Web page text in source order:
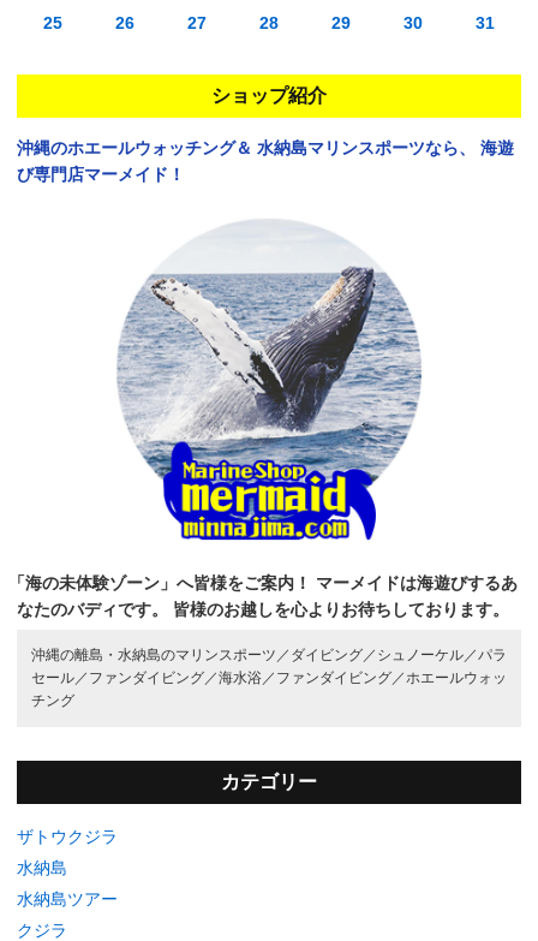
25 26 27 28 29 30 31
ショップ紹介
沖縄のホエールウォッチング＆ 水納島マリンスポーツなら、
海遊
び専門店マーメイド！
「海の未体験ゾーン」へ皆様をご案内！
マーメイドは海遊びするあ
なたのバディです。
皆様のお越しを心よりお待ちしております。
沖縄の離島・水納島のマリンスポーツ／ ダイビング／ シュノーケル／ パラ
セール／ ファンダイビング／海水浴／ ファンダイビング／ ホエールウォッ
チング
カテゴリー
ザトウクジラ
水納島
水納島ツアー
クジラ